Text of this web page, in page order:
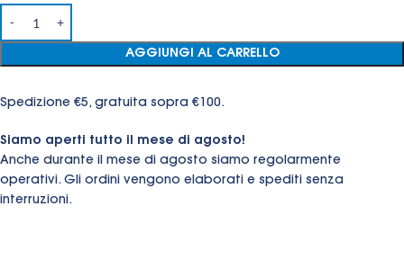
AGGIUNGI AL CARRELLO
Spedizione €5, gratuita sopra €100.
Siamo aperti tutto il mese di agosto!
Anche durante il mese di agosto siamo regolarmente
operativi. Gli ordini vengono elaborati e spediti senza
interruzioni.